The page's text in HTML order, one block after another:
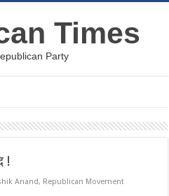
Times
Party
!
Anand, Republican Movement